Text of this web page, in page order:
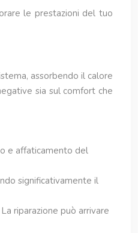
le prestazioni del tuo
assorbendo il calore
sia sul comfort che
e affaticamento del
significativamente il
riparazione può arrivare